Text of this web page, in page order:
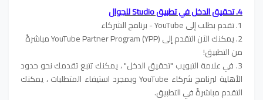
4. تحقيق الدخل في تطبيق Studio للجوال
1. تقدم بطلب إلى YouTube - برنامج الشركاء
2. يمكنك الآن التقدم إلى YouTube Partner Program (YPP) مباشرةً
من التطبيق!
3. في علامة التبويب "تحقيق الدخل" ، يمكنك تتبع تقدمك نحو حدود
الأهلية لبرنامج شركاء YouTube وبمجرد استيفاء المتطلبات ، يمكنك
التقدم مباشرةً في التطبيق.